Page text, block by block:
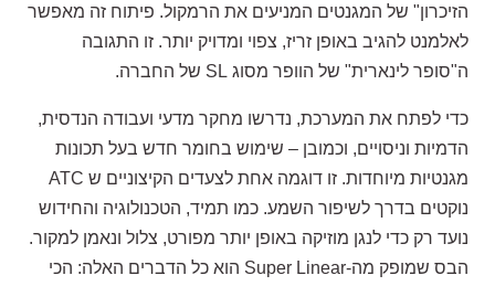
הזיכרון" של המגנטים המניעים את הרמקול. פיתוח זה מאפשר
לאלמנט להגיב באופן זריז, צפוי ומדויק יותר. זו התגובה
ה"סופר לינארית" של הוופר מסוג SL של החברה.
כדי לפתח את המערכת, נדרשו מחקר מדעי ועבודה הנדסית,
הדמיות וניסויים, וכמובן – שימוש בחומר חדש בעל תכונות
מגנטיות מיוחדות. זו דוגמה אחת לצעדים הקיצוניים ש ATC
נוקטים בדרך לשיפור השמע. כמו תמיד, הטכנולוגיה והחידוש
נועד רק כדי לנגן מוזיקה באופן יותר מפורט, צלול ונאמן למקור.
הבס שמופק מה-Super Linear הוא כל הדברים האלה: הכי